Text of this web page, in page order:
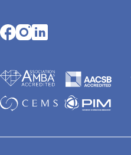
Opens in a new tab
Opens in a new tab
Opens in a new tab